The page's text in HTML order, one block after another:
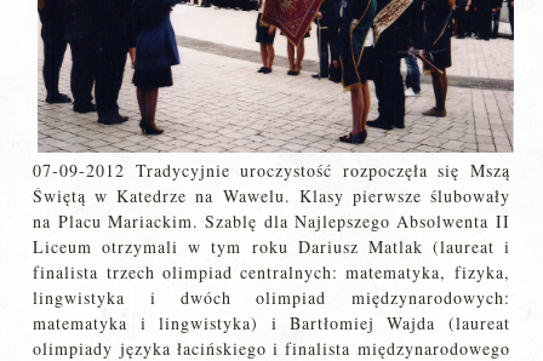
07-09-2012 Tradycyjnie uroczystość rozpoczęła się Mszą
Świętą w Katedrze na Wawelu. Klasy pierwsze ślubowały
na Placu Mariackim. Szablę dla Najlepszego Absolwenta II
Liceum otrzymali w tym roku Dariusz Matlak (laureat i
finalista trzech olimpiad centralnych: matematyka, fizyka,
lingwistyka i dwóch olimpiad międzynarodowych:
matematyka i lingwistyka) i Bartłomiej Wajda (laureat
olimpiady języka łacińskiego i finalista międzynarodowego